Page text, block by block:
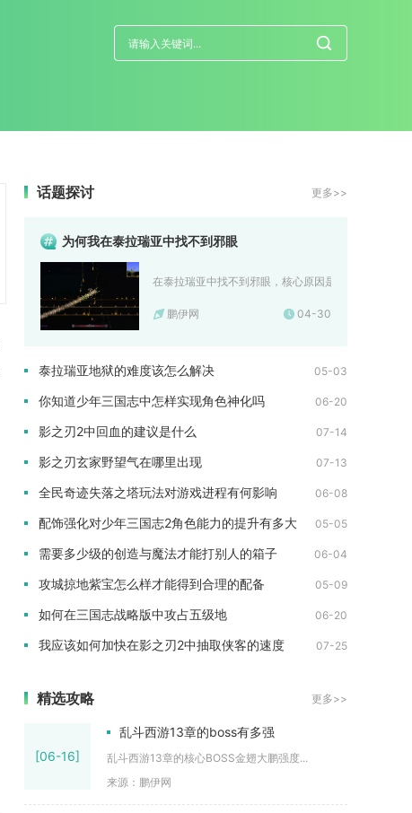
话题探讨 更多>>
为何我在泰拉瑞亚中找不到邪眼
在泰拉瑞亚中找不到邪眼，核心原因是未找到正确的
鹏伊网 04-30
泰拉瑞亚地狱的难度该怎么解决 05-03
你知道少年三国志中怎样实现角色神化吗 06-20
影之刃2中回血的建议是什么 07-14
影之刃玄家野望气在哪里出现 07-13
全民奇迹失落之塔玩法对游戏进程有何影响 06-08
配饰强化对少年三国志2角色能力的提升有多大 05-05
需要多少级的创造与魔法才能打别人的箱子 06-04
攻城掠地紫宝怎么样才能得到合理的配备 05-09
如何在三国志战略版中攻占五级地 06-20
我应该如何加快在影之刃2中抽取侠客的速度 07-25
精选攻略 更多>>
[06-16]
乱斗西游13章的boss有多强
乱斗西游13章的核心BOSS金翅大鹏强度...
来源：鹏伊网